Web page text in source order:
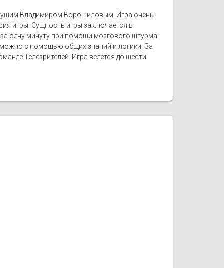
Владимиром Ворошиловым. Игра очень
игры. Сущность игры заключается в
одну минуту при помощи мозгового штурма
можно с помощью общих знаний и логики. За
Телезрителей. Игра ведётся до шести